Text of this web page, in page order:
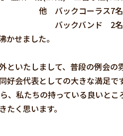
ラス7
ド 2名
せました。
いたしまして、普段の例会の
会代表としての大きな満足です
私たちの持っている良いとこ
く思います。